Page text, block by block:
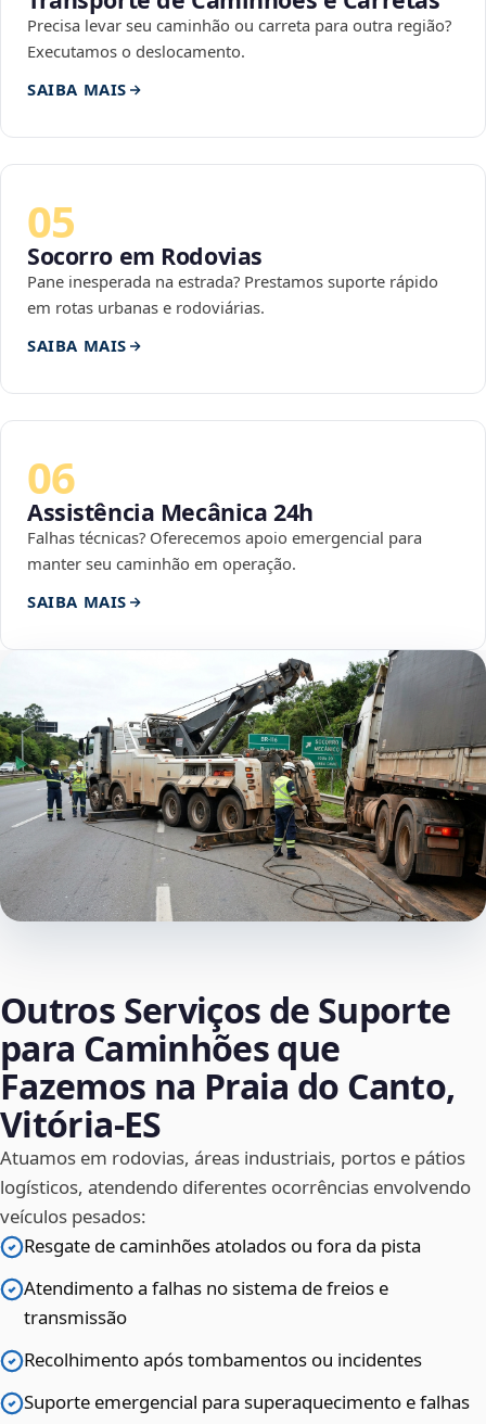
Precisa levar seu caminhão ou carreta para outra região?
Executamos o deslocamento.
SAIBA MAIS
05
Socorro em Rodovias
Pane inesperada na estrada? Prestamos suporte rápido
em rotas urbanas e rodoviárias.
SAIBA MAIS
06
Assistência Mecânica 24h
Falhas técnicas? Oferecemos apoio emergencial para
manter seu caminhão em operação.
SAIBA MAIS
Outros Serviços de Suporte
para Caminhões que
Fazemos na Praia do Canto,
Vitória‑ES
Atuamos em rodovias, áreas industriais, portos e pátios
logísticos, atendendo diferentes ocorrências envolvendo
veículos pesados:
Resgate de caminhões atolados ou fora da pista
Atendimento a falhas no sistema de freios e
transmissão
Recolhimento após tombamentos ou incidentes
Suporte emergencial para superaquecimento e falhas